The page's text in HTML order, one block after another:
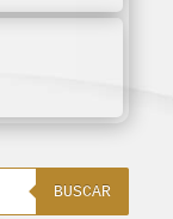
BUSCAR